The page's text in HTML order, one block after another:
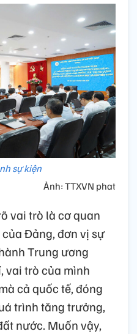
sự kiện
Ảnh: TTXVN phat
vai trò là cơ quan
Đảng, đơn vị sự
Trung ương
vai trò của mình
cả quốc tế, đóng
trình tăng trưởng,
nước. Muốn vậy,